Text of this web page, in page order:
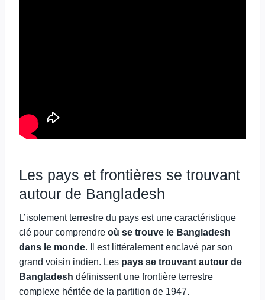
Les pays et frontières se trouvant
autour de Bangladesh
L’isolement terrestre du pays est une caractéristique
clé pour comprendre où se trouve le Bangladesh
dans le monde. Il est littéralement enclavé par son
grand voisin indien. Les pays se trouvant autour de
Bangladesh définissent une frontière terrestre
complexe héritée de la partition de 1947.